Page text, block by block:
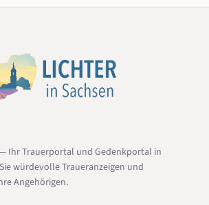
Ihr Trauerportal und Gedenkportal in
würdevolle Traueranzeigen und
Angehörigen.